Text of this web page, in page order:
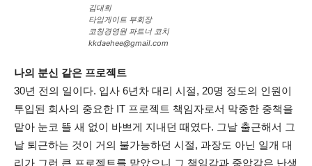
김대희
타임게이트 부회장
코칭경영원 파트너 코치
kkdaehee@gmail.com
나의 분신 같은 프로젝트
30년 전의 일이다. 입사 6년차 대리 시절, 20명 정도의 인원이
투입된 회사의 중요한 IT 프로젝트 책임자로서 막중한 중책을
맡아 눈코 뜰 새 없이 바쁘게 지내던 때였다. 그날 출근해서 그
날 퇴근하는 것이 거의 불가능하던 시절, 과장도 아닌 일개 대
리가 그런 큰 프로젝트를 맡았으니 그 책임감과 중압감은 난생